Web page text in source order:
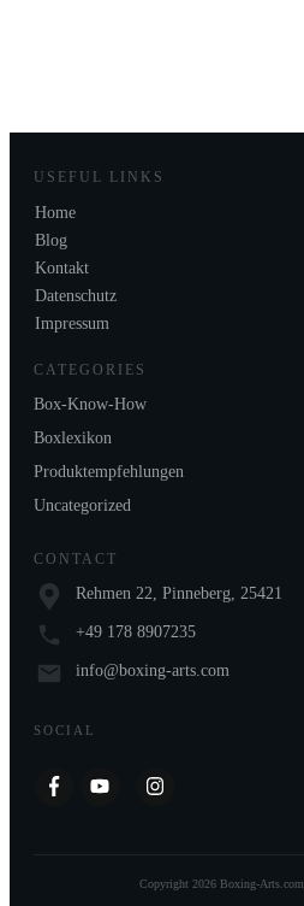
USEFUL LINKS
Home
Blog
Kontakt
Datenschutz
Impressum
CATEGORIES
Box-Know-How
Boxlexikon
Produktempfehlungen
Uncategorized
CONTACT
Rehmen 22, Pinneberg, 25421
+49 178 8907235
info@boxing-arts.com
SOCIAL
Copyright 2026 Boxing-Arts.com